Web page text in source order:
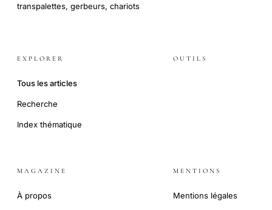
transpalettes, gerbeurs, chariots
EXPLORER
Tous les articles
Recherche
Index thématique
OUTILS
MAGAZINE
À propos
MENTIONS
Mentions légales